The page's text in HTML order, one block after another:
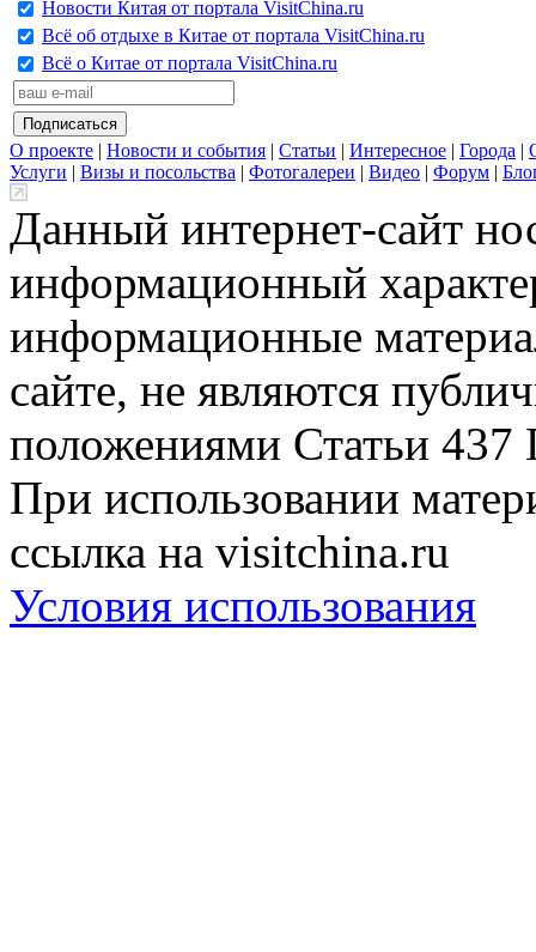
Новости Китая от портала VisitChina.ru
Всё об отдыхе в Китае от портала VisitChina.ru
Всё о Китае от портала VisitChina.ru
О проекте | Новости и события | Статьи | Интересное | Города |
Услуги | Визы и посольства | Фотогалереи | Видео | Форум |
Данный интернет-сайт
информационный
информационные
сайте, не являются
положениями Статьи 437
При использовании
ссылка на visitchina.ru
Условия использования